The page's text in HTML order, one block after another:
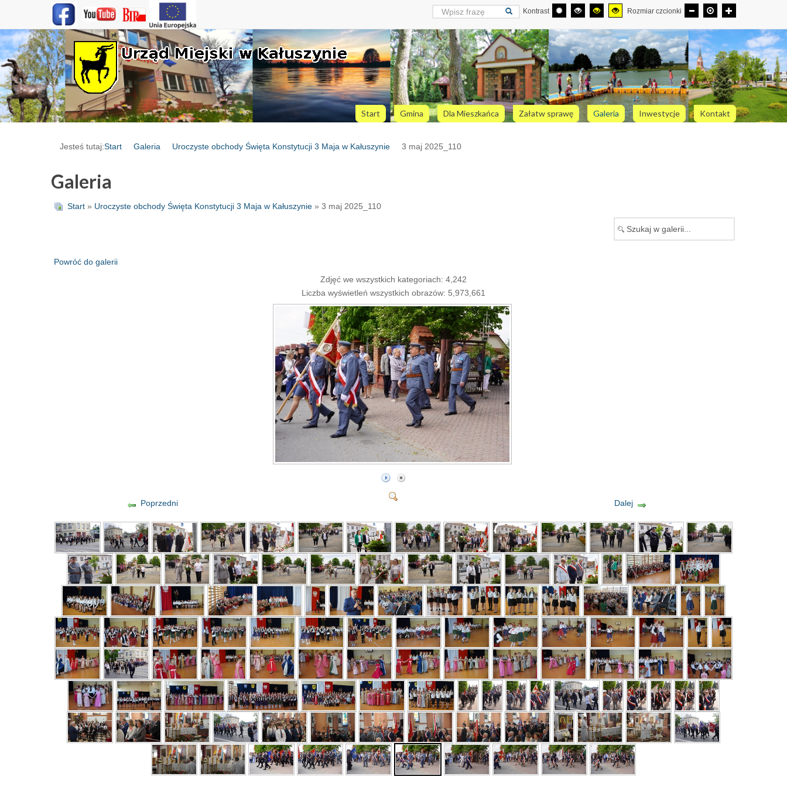
Kontrast Rozmiar czcionki
Start Gmina Dla Mieszkańca Załatw sprawę Galeria Inwestycje Kontakt
Jesteś tutaj:Start Galeria Uroczyste obchody Święta Konstytucji 3 Maja w Kałuszynie 3 maj 2025_110
Galeria
Start » Uroczyste obchody Święta Konstytucji 3 Maja w Kałuszynie » 3 maj 2025_110
Powróć do galerii
Zdjęć we wszystkich kategoriach: 4,242
Liczba wyświetleń wszystkich obrazów: 5,973,661
Poprzedni Dalej